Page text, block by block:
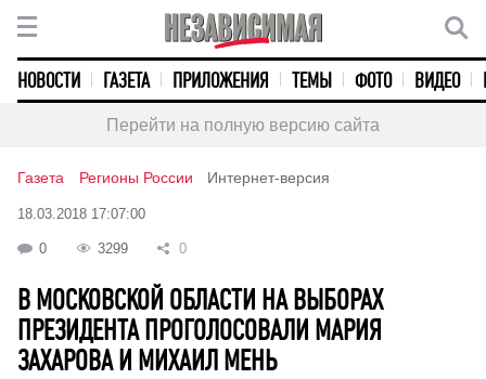
НОВОСТИ ГАЗЕТА ПРИЛОЖЕНИЯ ТЕМЫ ФОТО ВИДЕО
Перейти на полную версию сайта
Газета Регионы России Интернет-версия
18.03.2018 17:07:00
0 3299 0
В МОСКОВСКОЙ ОБЛАСТИ НА ВЫБОРАХ
ПРЕЗИДЕНТА ПРОГОЛОСОВАЛИ МАРИЯ
ЗАХАРОВА И МИХАИЛ МЕНЬ